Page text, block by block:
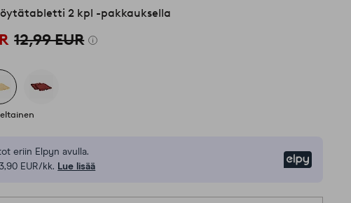
2 kpl -pakkauksella
12,99 EUR
eriin Elpyn avulla.
EUR/kk. Lue lisää